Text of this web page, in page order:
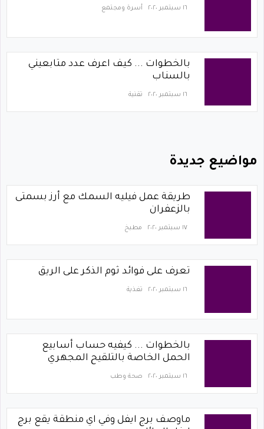
١٦ سبتمبر ٢٠٢٠ أسرة ومجتمع
بالخطوات ... كيف اعرف عدد متابعيني
بالسناب
١٦ سبتمبر ٢٠٢٠ تقنية
مواضيع جديدة
طريقة عمل فيليه السمك مع أرز بسمتى
بالزعفران
١٧ سبتمبر ٢٠٢٠ مطبخ
تعرف على فوائد ثوم الذكر على الريق
١٦ سبتمبر ٢٠٢٠ تغذية
بالخطوات ... كيفيه حساب أسابيع
الحمل الخاصة بالتلقيح المجهري
١٦ سبتمبر ٢٠٢٠ صحة وطب
ماوصف برج ايفل وفي اي منطقة يقع برج